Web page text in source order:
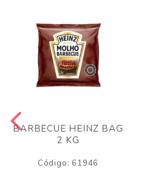
BARBECUE HEINZ BAG
2 KG
Código: 61946